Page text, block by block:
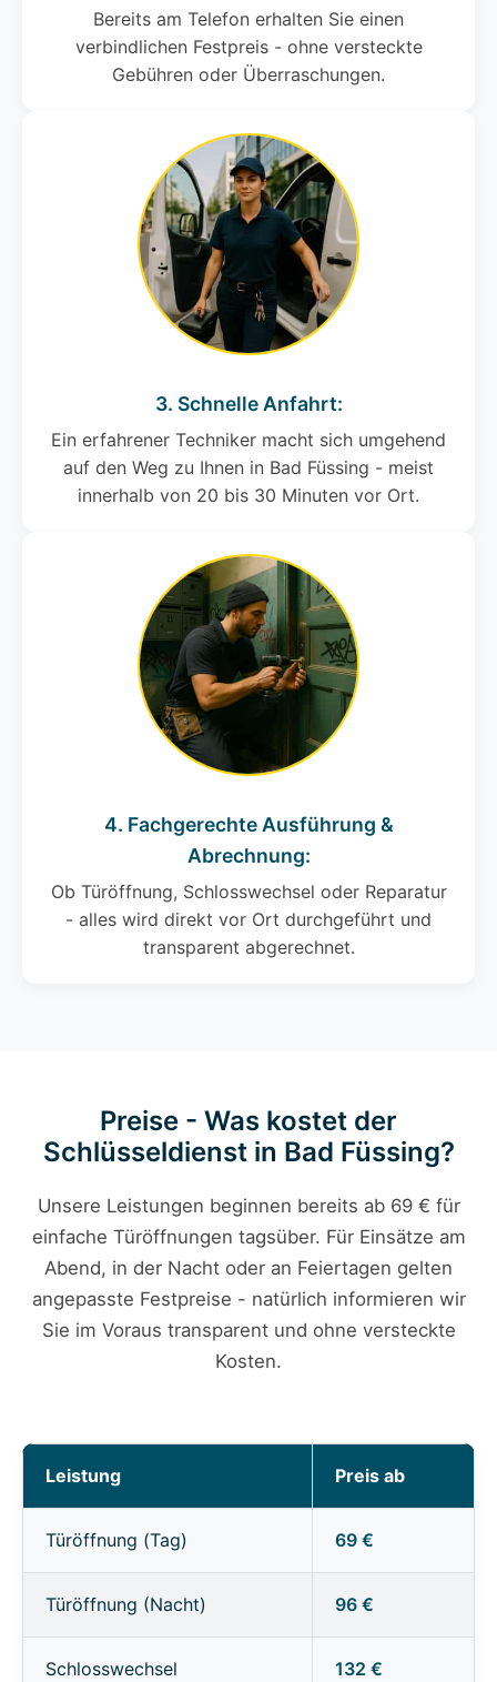
Bereits am Telefon erhalten Sie einen
verbindlichen Festpreis - ohne versteckte
Gebühren oder Überraschungen.
3. Schnelle Anfahrt:
Ein erfahrener Techniker macht sich umgehend
auf den Weg zu Ihnen in Bad Füssing - meist
innerhalb von 20 bis 30 Minuten vor Ort.
4. Fachgerechte Ausführung &
Abrechnung:
Ob Türöffnung, Schlosswechsel oder Reparatur
- alles wird direkt vor Ort durchgeführt und
transparent abgerechnet.
Preise - Was kostet der
Schlüsseldienst in Bad Füssing?
Unsere Leistungen beginnen bereits ab 69 € für
einfache Türöffnungen tagsüber. Für Einsätze am
Abend, in der Nacht oder an Feiertagen gelten
angepasste Festpreise - natürlich informieren wir
Sie im Voraus transparent und ohne versteckte
Kosten.
Leistung Preis ab
Türöffnung (Tag) 69 €
Türöffnung (Nacht) 96 €
Schlosswechsel 132 €